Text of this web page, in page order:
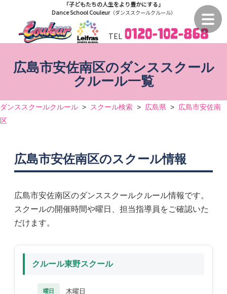
TEL
「子どもたちの人生をより豊かにする」
Dance School Couleur（ダンススクールクルール）
広島市安佐南区のダンススクール
クルール一覧
ダンススクールクルール > スクール検索 > 広島県 > 広島市安佐南
区
広島市安佐南区のスクール情報
広島市安佐南区のダンススクールクルール情報です。
スクールの開催時間や曜日、担当指導員をご確認いた
だけます。
クルール東野スクール
曜日 木曜日